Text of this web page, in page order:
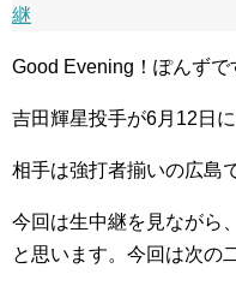
継
Good Evening！ぽんずで
吉田輝星投手が6月12日
相手は強打者揃いの広島
今回は生中継を見ながら
と思います。今回は次の